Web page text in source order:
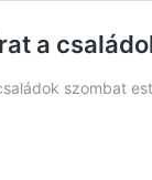
a
szombat